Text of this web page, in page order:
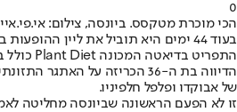
0
הכי מוכרת מטקסס. ביונסה, צילום: אי.פי.איי
בעוד 44 ימים היא תוביל את ליין ההופעות בפסטיבל המוזיקה הנחשב קואצ'לה, וכדי להכין את גופה למשימה המתישה ביונסה החליטה לאמץ משטר דיאטה טבעוני.
התפריט בדיאטה המכונה Plant Diet כולל בעיקר ירקות, פירות, קטניות ומיני זרעים ואין בו כמובן שום דבר המגיע מן החי.
של אבוקדו ופלפל חלפיניו.